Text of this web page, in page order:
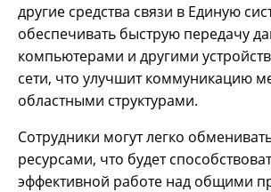
другие средства связи в Единую
обеспечивать быструю передачу
компьютерами и другими
сети, что улучшит коммуникацию
областными структурами.
Сотрудники могут легко
ресурсами, что будет
эффективной работе над общими